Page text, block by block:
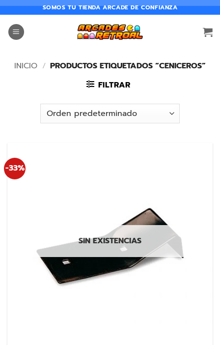
SOMOS TU TIENDA ARCADE DE CONFIANZA
INICIO / PRODUCTOS ETIQUETADOS “CENICEROS”
FILTRAR
-33%
SIN EXISTENCIAS